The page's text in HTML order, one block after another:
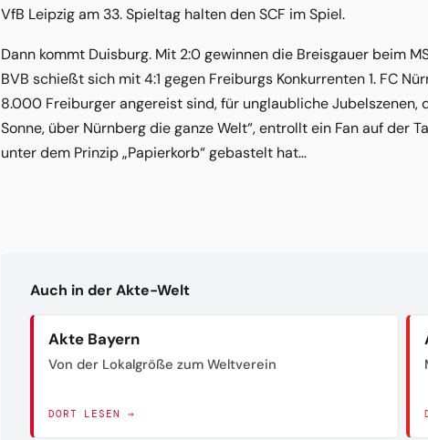
VfB Leipzig am 33. Spieltag halten den SCF im Spiel.
Dann kommt Duisburg. Mit 2:0 gewinnen die Breisgauer beim
BVB schießt sich mit 4:1 gegen Freiburgs Konkurrenten 1. FC
8.000 Freiburger angereist sind, für unglaubliche
Sonne, über Nürnberg die ganze Welt“, entrollt ein Fan auf der
unter dem Prinzip „Papierkorb“ gebastelt hat…
Auch in der Akte-Welt
Akte Bayern
Von der Lokalgröße zum Weltverein
DORT LESEN →